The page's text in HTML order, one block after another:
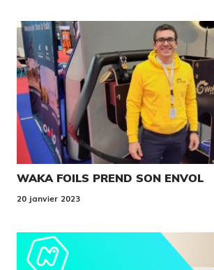
WAKA FOILS PREND SON ENVOL
20 janvier 2023